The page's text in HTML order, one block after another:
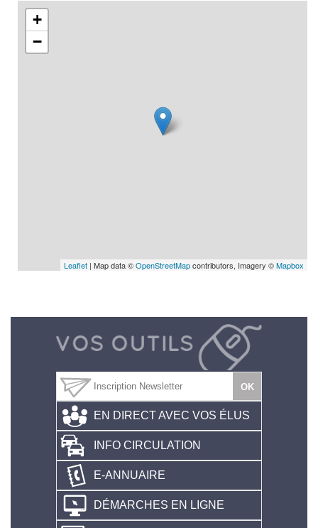
+
−
Leaflet | Map data ©OpenStreetMapcontributors, Imagery ©Mapbox
EN DIRECT AVEC VOS ÉLUS
INFO CIRCULATION
E-ANNUAIRE
DÉMARCHES EN LIGNE